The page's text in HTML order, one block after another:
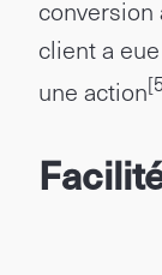
client a
une action